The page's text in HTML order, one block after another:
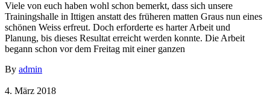
Viele von euch haben wohl schon bemerkt, dass sich unsere
Trainingshalle in Ittigen anstatt des früheren matten Graus nun eines
schönen Weiss erfreut. Doch erforderte es harter Arbeit und
Planung, bis dieses Resultat erreicht werden konnte. Die Arbeit
begann schon vor dem Freitag mit einer ganzen
By admin
4. März 2018